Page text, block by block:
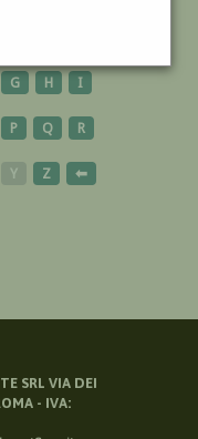
G H I
P Q R
Y Z ⬅
SRL VIA DEI
- IVA: